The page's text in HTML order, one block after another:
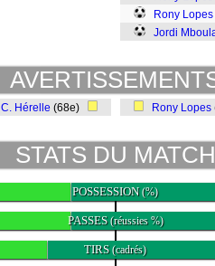
Rony Lopes
Jordi
C. Hérelle (68e) Rony Lopes
STATS DU MATCH
POSSESSION(%)
PASSES(réussies %)
TIRS(cadrés)